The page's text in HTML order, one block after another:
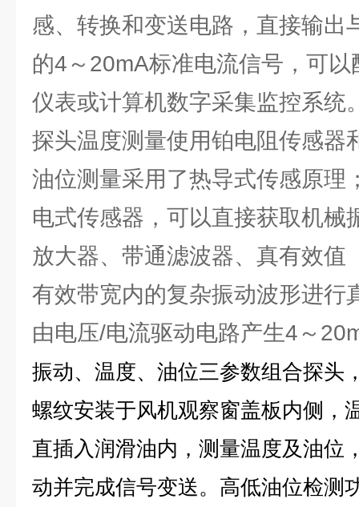
感、转换和变送电路，直接输出
的4～20mA标准电流信号，可
仪表或计算机数字采集监控系统
探头温度测量使用铂电阻传感器
油位测量采用了热导式传感原理
电式传感器，可以直接获取机械
放大器、带通滤波器、真有效值
有效带宽内的复杂振动波形进行
由电压/电流驱动电路产生4～
振动、温度、油位三参数组合探头
螺纹安装于风机观察窗盖板内侧，
直插入润滑油内，测量温度及油位
动并完成信号变送。高低油位检测